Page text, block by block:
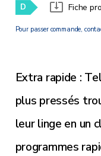
D Fiche
Pour passer commande,
Extra rapide :
plus pressés
leur linge en un
programmes